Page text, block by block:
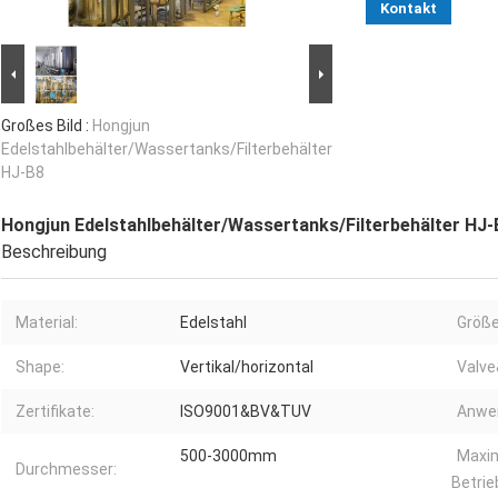
Großes Bild : Hongjun
Edelstahlbehälter/Wassertanks/Filterbehälter
HJ-B8
Kontakt
Hongjun Edelstahlbehälter/Wassertanks/Filterbehälter HJ-
Beschreibung
Material: Edelstahl
Shape: Vertikal/horizontal
Zertifikate: ISO9001&BV&TUV
Durchmesser:
500-3000mm